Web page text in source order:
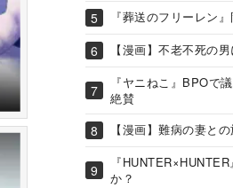
『葬送のフリーレン
【漫画】不老不死の
『ヤニねこ』BPOで
絶賛
【漫画】難病の妻と
『
か？